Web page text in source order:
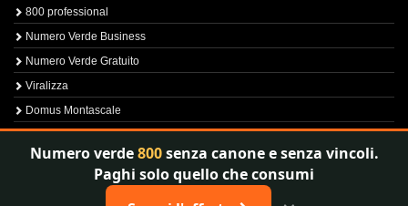
800 professional
Numero Verde Business
Numero Verde Gratuito
Viralizza
Domus Montascale
Sprint800
Verfica Numero Verde
Numero verde800senza canone e senza vincoli.
Paghi solo quello che consumi